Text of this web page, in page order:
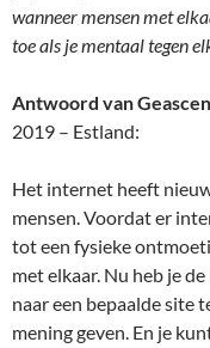
wanneer mensen met
toe als je mentaal tegen
Antwoord van
2019 – Estland:
Het internet heeft
mensen. Voordat er
tot een fysieke
met elkaar. Nu heb je
naar een bepaalde site
mening geven. En je